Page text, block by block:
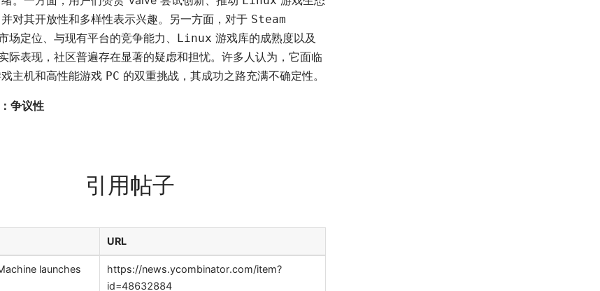
对其开放性和多样性表示兴趣。另一方面，对于 Steam
场定位、与现有平台的竞争能力、 Linux 游戏库的成熟度以及
际表现，社区普遍存在显著的疑虑和担忧。许多人认为，它面临
主机和高性能游戏 PC 的双重挑战，其成功之路充满不确定性。
争议性
引用帖子
URL
launches
https://news.ycombinator.com/item?
id=48632884